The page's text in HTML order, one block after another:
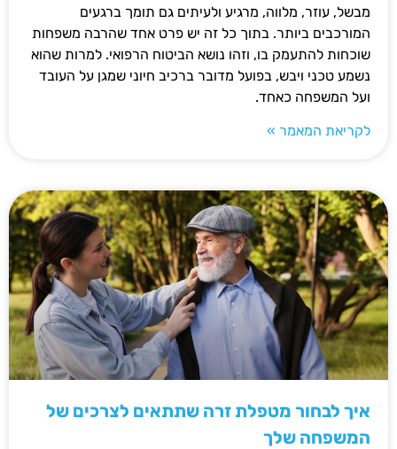
מבשל, עוזר, מלווה, מרגיע ולעיתים גם תומך ברגעים
המורכבים ביותר. בתוך כל זה יש פרט אחד שהרבה משפחות
שוכחות להתעמק בו, וזהו נושא הביטוח הרפואי. למרות שהוא
נשמע טכני ויבש, בפועל מדובר ברכיב חיוני שמגן על העובד
ועל המשפחה כאחד.
לקריאת המאמר »
איך לבחור מטפלת זרה שתתאים לצרכים של
המשפחה שלך